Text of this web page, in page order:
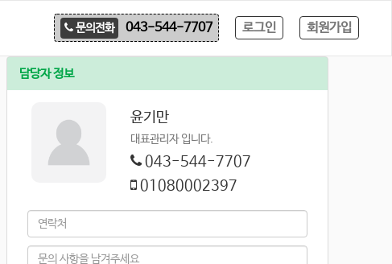
로그인 회원가입
문의전화 043-544-7707
담당자 정보
윤기만
대표관리자 입니다.
043-544-7707
01080002397